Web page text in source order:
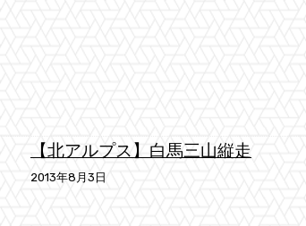
【北アルプス】白馬三山縦走
2013年8月3日